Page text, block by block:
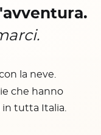
la neve.
che hanno
tutta Italia.